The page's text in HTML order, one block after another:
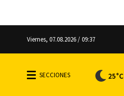
Viernes, 07.08.2026 / 09:37
25°C